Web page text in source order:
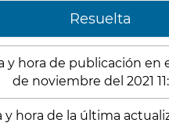
Resuelta
y hora de publicación en
de noviembre del 2021
y hora de la última